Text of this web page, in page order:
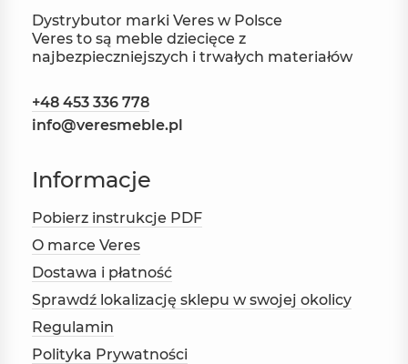
Dystrybutor marki Veres w Polsce
Veres to są meble dziecięce z
najbezpieczniejszych i trwałych materiałów
+48 453 336 778
info@veresmeble.pl
Informacje
Pobierz instrukcje PDF
O marce Veres
Dostawa i płatność
Sprawdź lokalizację sklepu w swojej okolicy
Regulamin
Polityka Prywatności